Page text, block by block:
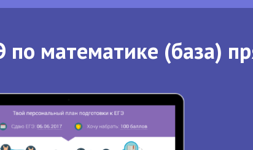
по математике (база)